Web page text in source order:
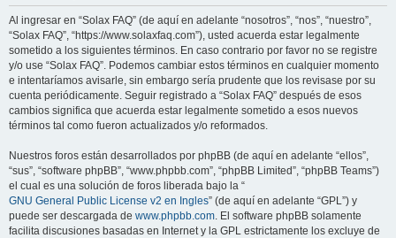
Al ingresar en “Solax FAQ” (de aquí en adelante “nosotros”, “nos”, “nuestro”,
“Solax FAQ”, “https://www.solaxfaq.com”), usted acuerda estar legalmente
sometido a los siguientes términos. En caso contrario por favor no se registre
y/o use “Solax FAQ”. Podemos cambiar estos términos en cualquier momento
e intentaríamos avisarle, sin embargo sería prudente que los revisase por su
cuenta periódicamente. Seguir registrado a “Solax FAQ” después de esos
cambios significa que acuerda estar legalmente sometido a esos nuevos
términos tal como fueron actualizados y/o reformados.
Nuestros foros están desarrollados por phpBB (de aquí en adelante “ellos”,
“sus”, “software phpBB”, “www.phpbb.com”, “phpBB Limited”, “phpBB Teams”)
el cual es una solución de foros liberada bajo la “
GNU General Public License v2 en Ingles” (de aquí en adelante “GPL”) y
puede ser descargada de www.phpbb.com. El software phpBB solamente
facilita discusiones basadas en Internet y la GPL estrictamente los excluye de